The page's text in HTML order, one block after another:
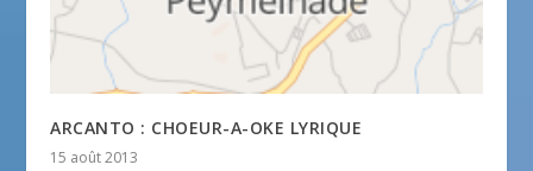
ARCANTO : CHOEUR-A-OKE LYRIQUE
15 août 2013